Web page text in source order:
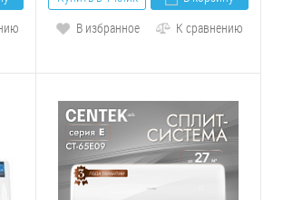
В избранное
К сравнению